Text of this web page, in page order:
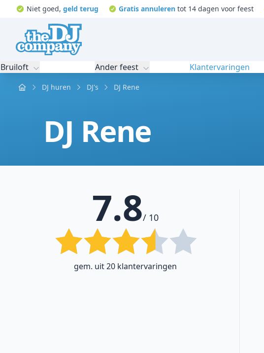
Niet goed, geld terug Gratis annuleren tot 14 dagen voor feest
Bruiloft Ander feest Klantervaringen
Home DJ huren DJ's DJ Rene
DJ Rene
7.8/ 10
gem. uit 20 klantervaringen